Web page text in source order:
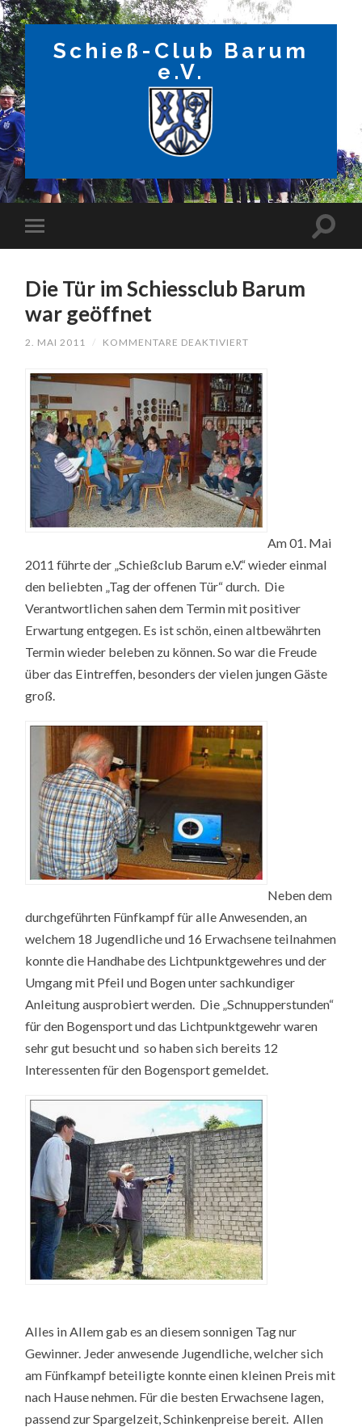
Schieß-Club Barum
e.V.
Die Tür im Schiessclub Barum
war geöffnet
2. MAI 2011 / KOMMENTARE DEAKTIVIERT
IM
SCHIESSCLUB
BARUM
WAR
GEÖFFNET
Am 01. Mai
2011 führte der „Schießclub Barum e.V.“ wieder einmal
den beliebten „Tag der offenen Tür“ durch. Die
Verantwortlichen sahen dem Termin mit positiver
Erwartung entgegen. Es ist schön, einen altbewährten
Termin wieder beleben zu können. So war die Freude
über das Eintreffen, besonders der vielen jungen Gäste
groß.
Neben dem
durchgeführten Fünfkampf für alle Anwesenden, an
welchem 18 Jugendliche und 16 Erwachsene teilnahmen
konnte die Handhabe des Lichtpunktgewehres und der
Umgang mit Pfeil und Bogen unter sachkundiger
Anleitung ausprobiert werden. Die „Schnupperstunden“
für den Bogensport und das Lichtpunktgewehr waren
sehr gut besucht und so haben sich bereits 12
Interessenten für den Bogensport gemeldet.
Alles in Allem gab es an diesem sonnigen Tag nur
Gewinner. Jeder anwesende Jugendliche, welcher sich
am Fünfkampf beteiligte konnte einen kleinen Preis mit
nach Hause nehmen. Für die besten Erwachsene lagen,
passend zur Spargelzeit, Schinkenpreise bereit. Allen